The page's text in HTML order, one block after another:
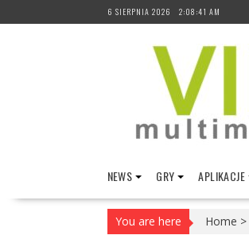
to
6 SIERPNIA 2026 2:08:42 AM
NEWS GRY APLIKACJE
You are here Home >